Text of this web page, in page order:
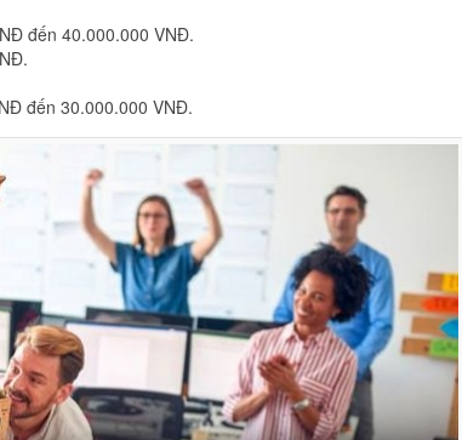
đến 40.000.000 VNĐ.
đến 30.000.000 VNĐ.